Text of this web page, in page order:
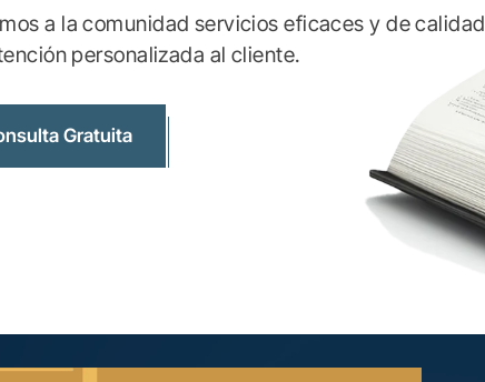
a la comunidad servicios eficaces y de calidad
personalizada al cliente.
Gratuita